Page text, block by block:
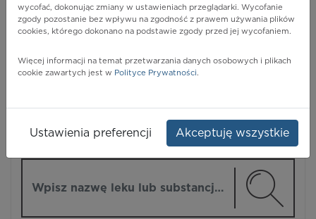
Pharmindex
wycofać, dokonując zmiany w ustawieniach przeglądarki. Wycofanie
zgody pozostanie bez wpływu na zgodność z prawem używania plików
cookies, którego dokonano na podstawie zgody przed jej wycofaniem.
Więcej informacji na temat przetwarzania danych osobowych i plikach
cookie zawartych jest w Polityce Prywatności.
Ustawienia preferencji Akceptuję wszystkie